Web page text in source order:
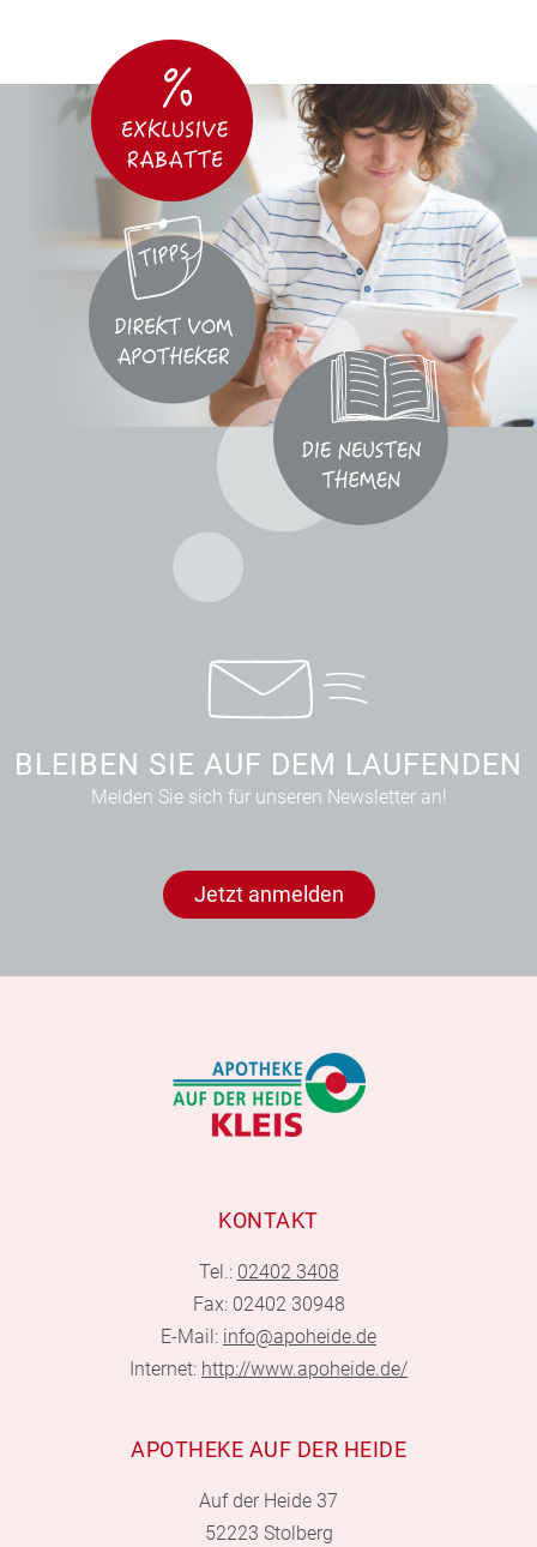
BLEIBEN SIE AUF DEM LAUFENDEN
Melden Sie sich für unseren Newsletter an!
Jetzt anmelden
KONTAKT
Tel.: 02402 3408
Fax: 02402 30948
E-Mail: info@apoheide.de
Internet: http://www.apoheide.de/
APOTHEKE AUF DER HEIDE
Auf der Heide 37
52223 Stolberg